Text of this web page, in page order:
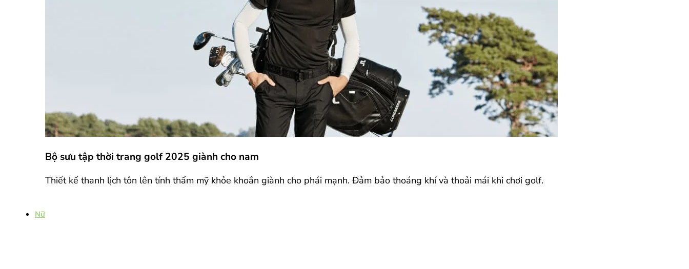
Bộ sưu tập thời trang golf 2025 giành cho nam
Thiết kế thanh lịch tôn lên tính thẩm mỹ khỏe khoắn giành cho phái mạnh. Đảm bảo thoáng khí và thoải mái khi chơi golf.
Nữ